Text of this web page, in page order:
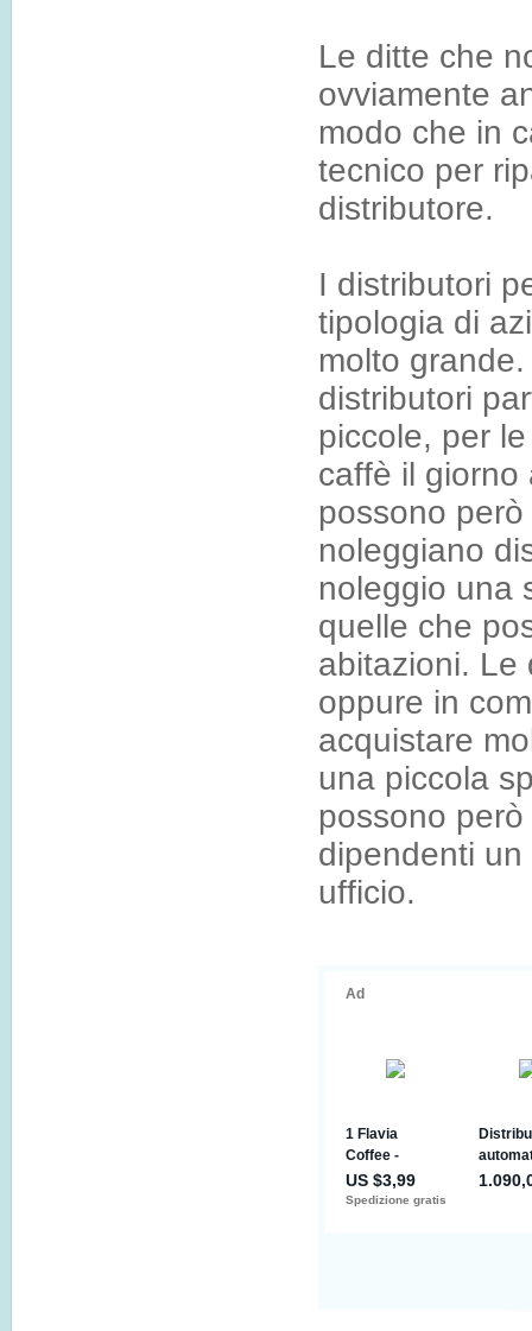
Le ditte che
ovviamente
modo che in
tecnico per
distributore.
I distributori
tipologia di
molto
distributori
piccole, per
caffè il giorno
possono
noleggiano
noleggio una
quelle che
abitazioni. Le
oppure in
acquistare
una piccola
possono
dipendenti
ufficio.